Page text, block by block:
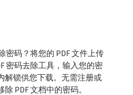
密码？将您的 PDF 文件上传
密码去除工具，输入您的密
解锁供您下载。无需注册或
PDF 文档中的密码。